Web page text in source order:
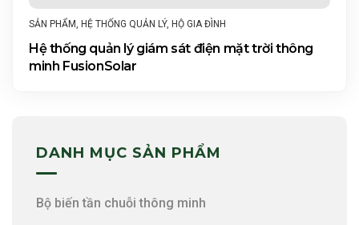
SẢN PHẨM HỆ THỐNG QUẢN LÝ, HỘ GIA ĐÌNH
Hệ thống quản lý giám sát điện mặt trời thông
minh FusionSolar
DANH MỤC SẢN PHẨM
Bộ biến tần chuỗi thông minh